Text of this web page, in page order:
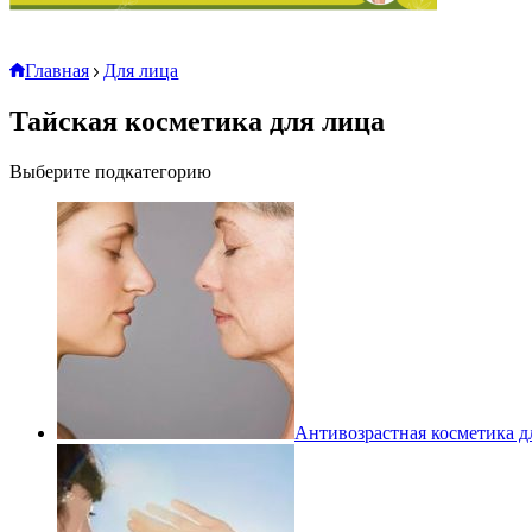
Главная Для лица
Тайская косметика для лица
Выберите подкатегорию
Антивозрастная косметика